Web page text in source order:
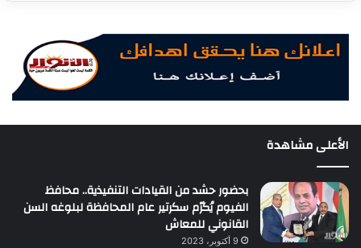
الأعلى مشاهدة
بحضور حشد من القيادات التنفيذية.. محافظ
الفيوم يُكرّم سكرتير عام المحافظة لبلوغه السن
القانوني للمعاش
9 أكتوبر، 2023